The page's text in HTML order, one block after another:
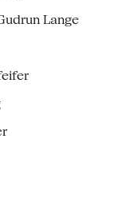
Lange